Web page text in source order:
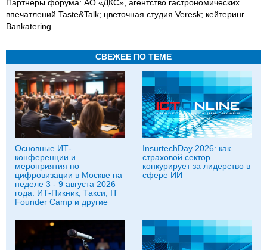
Партнеры форума: АО «ДКС», агентство гастрономических
впечатлений Taste&Talk; цветочная студия Veresk; кейтеринг
Bankatering
СВЕЖЕЕ ПО ТЕМЕ
Основные ИТ-
конференции и
мероприятия по
цифровизации в Москве на
неделе 3 - 9 августа 2026
года: ИТ-Пикник, Такси, IT
Founder Camp и другие
InsurtechDay 2026: как
страховой сектор
конкурирует за лидерство в
сфере ИИ